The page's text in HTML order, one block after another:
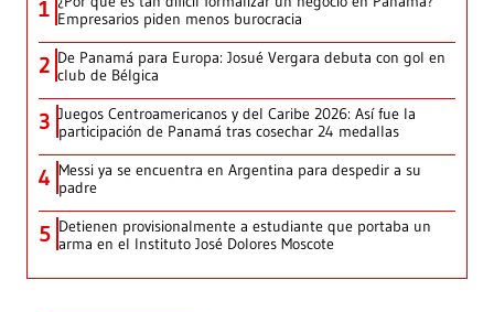
1 Empresarios piden menos burocracia
2 De Panamá para Europa: Josué Vergara debuta con gol en
club de Bélgica
3 Juegos Centroamericanos y del Caribe 2026: Así fue la
participación de Panamá tras cosechar 24 medallas
4 Messi ya se encuentra en Argentina para despedir a su
padre
5 Detienen provisionalmente a estudiante que portaba un
arma en el Instituto José Dolores Moscote